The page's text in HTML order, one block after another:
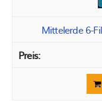
Mittelerde 6-